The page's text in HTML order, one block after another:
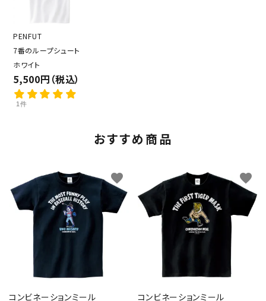
PENFUT
7番のループシュート
ホワイト
5,500円（税込）
1件
おすすめ商品
コンビネーションミール
favorite
コンビネーションミール
favorite